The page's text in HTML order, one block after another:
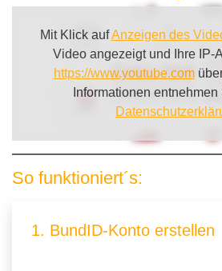
Mit Klick aufAnzeigen des
Video angezeigt und Ihre IP-
https://www.youtube.com
Informationen
So funktioniert´s:
1. BundID-Konto erstellen